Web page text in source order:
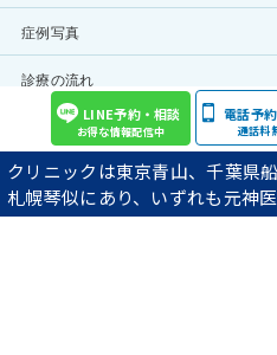
症例写真
診療の流れ
施術費用
院長ブログ
LINE予約・相談
お得な情報配信中
電話予
通話料
クリニックは東京青山、千葉県
札幌琴似にあり、いずれも元神